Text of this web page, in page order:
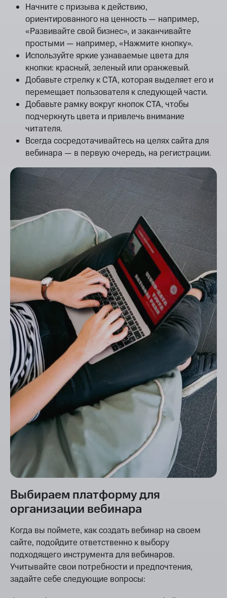
Начните с призыва к действию,
ориентированного на ценность — например,
«Развивайте свой бизнес», и заканчивайте
простыми — например, «Нажмите кнопку».
Используйте яркие узнаваемые цвета для
кнопки: красный, зеленый или оранжевый.
Добавьте стрелку к CTA, которая выделяет его и
перемещает пользователя к следующей части.
Добавьте рамку вокруг кнопок CTA, чтобы
подчеркнуть цвета и привлечь внимание
читателя.
Всегда сосредотачивайтесь на целях сайта для
вебинара — в первую очередь, на регистрации.
Выбираем платформу для
организации вебинара
Когда вы поймете, как создать вебинар на своем
сайте, подойдите ответственно к выбору
подходящего инструмента для вебинаров.
Учитывайте свои потребности и предпочтения,
задайте себе следующие вопросы: